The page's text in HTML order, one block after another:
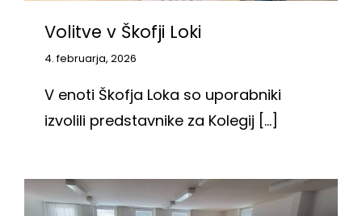
Volitve v Škofji Loki
4. februarja, 2026
V enoti Škofja Loka so uporabniki
izvolili predstavnike za Kolegij [...]